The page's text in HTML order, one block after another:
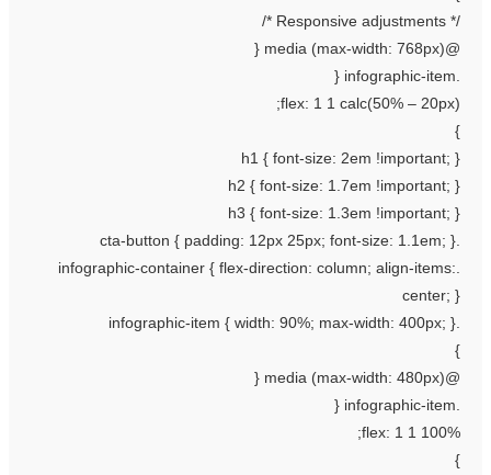
flex: 1 1 calc(50% –
h1 { font-size: 2em !important;
h2 { font-size: 1.7em !important;
h3 { font-size: 1.3em !important;
.infographic-container { flex-direction: column; align-items:
center;
flex: 1 1